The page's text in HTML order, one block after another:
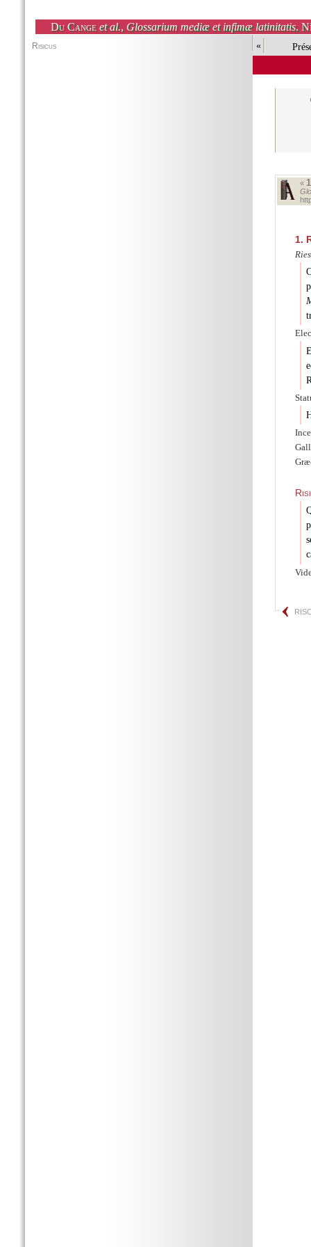
Du Cange et al., Glossarium mediæ et infimæ latinitatis.
«
«
1.